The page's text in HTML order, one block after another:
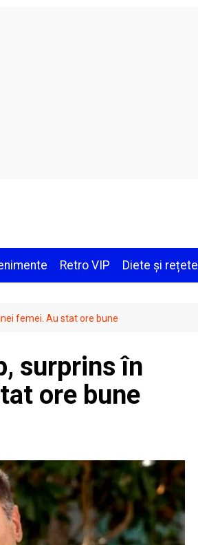
Retro VIP Diete și rețete
femei. Au stat ore bune
surprins în
ore bune